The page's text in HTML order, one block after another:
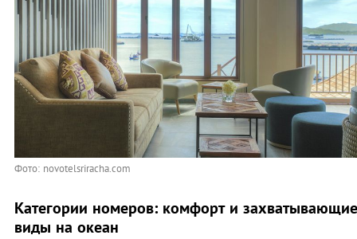
Фото: novotelsriracha.com
Категории номеров: комфорт и захватывающие
виды на океан